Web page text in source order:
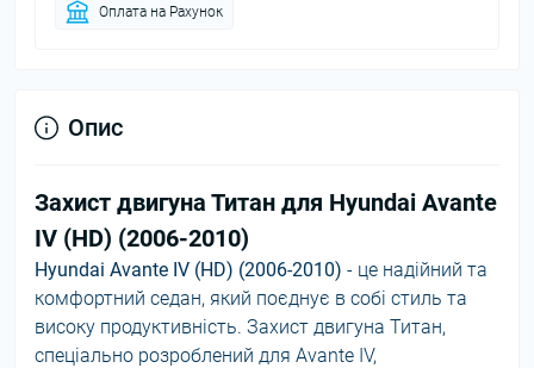
Оплата на Рахунок
Опис
Захист двигуна Титан для Hyundai Avante
IV (HD) (2006-2010)
Hyundai Avante IV (HD) (2006-2010) - це надійний та
комфортний седан, який поєднує в собі стиль та
високу продуктивність. Захист двигуна Титан,
спеціально розроблений для Avante IV,